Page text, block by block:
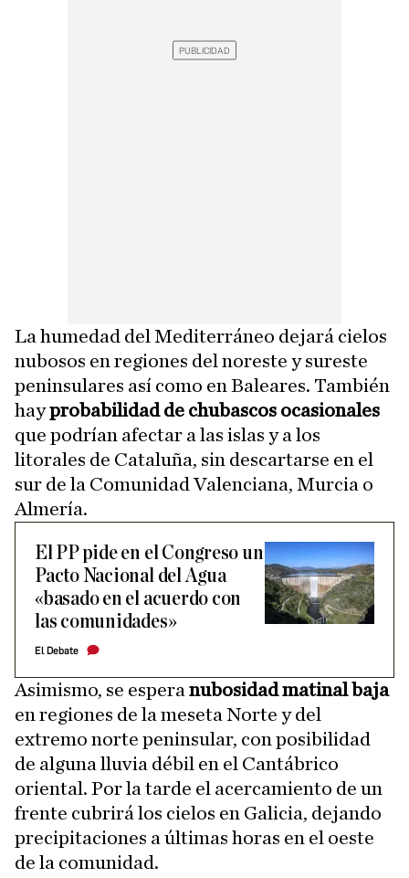
La humedad del Mediterráneo dejará cielos
nubosos en regiones del noreste y sureste
peninsulares así como en Baleares. También
hayprobabilidad de chubascos ocasionales
que podrían afectar a las islas y a los
litorales de Cataluña, sin descartarse en el
sur de la Comunidad Valenciana, Murcia o
Almería.
El PP pide en el Congreso un
Pacto Nacional del Agua
«basado en el acuerdo con
las comunidades»
El Debate
Asimismo, se espera nubosidad matinal baja
en regiones de la meseta Norte y del
extremo norte peninsular, con posibilidad
de alguna lluvia débil en el Cantábrico
oriental. Por la tarde el acercamiento de un
frente cubrirá los cielos en Galicia, dejando
precipitaciones a últimas horas en el oeste
de la comunidad.